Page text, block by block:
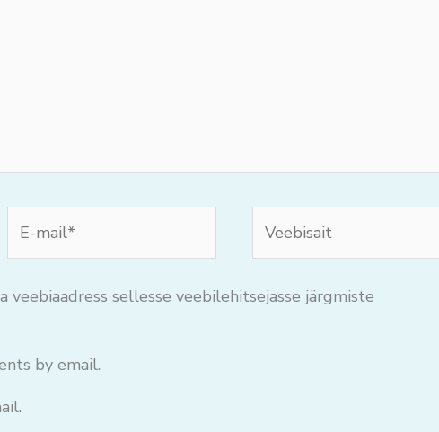
mail*
veebiaadress sellesse veebilehitsejasse järgmiste
by email.